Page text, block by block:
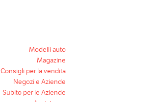
Modelli auto
Magazine
Consigli per la vendita
Negozi e Aziende
Subito per le Aziende